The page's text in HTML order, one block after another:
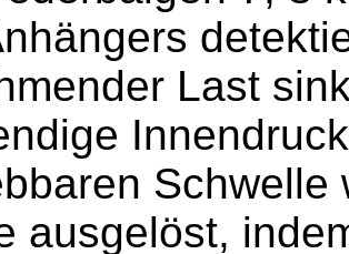
Last
Schwelle
ausgelöst,